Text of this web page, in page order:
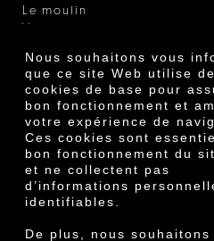
Nous souhaitons vous
que ce site Web utilise
cookies de base pour
bon fonctionnement et
votre expérience de
Ces cookies sont
bon fonctionnement du
et ne collectent pas
d’informations
identifiables.
De plus, nous souhaitons
Le moulin
Certificats
Prix
Innovation